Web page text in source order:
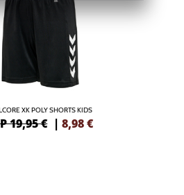
XK POLY SHORTS KIDS
19,95 € |8,98€